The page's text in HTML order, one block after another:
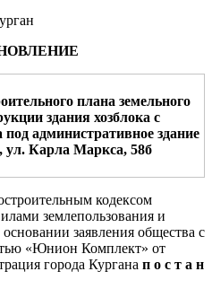
плана земельного
здания хозблока с
под административное здание
ул. Карла Маркса, 58б
кодексом
землепользования и
заявления общества с
«Юнион Комплект» от
города Кургана п о с т а н